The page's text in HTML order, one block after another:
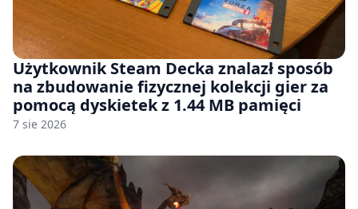
Użytkownik Steam Decka znalazł sposób
na zbudowanie fizycznej kolekcji gier za
pomocą dyskietek z 1.44 MB pamięci
7 sie 2026